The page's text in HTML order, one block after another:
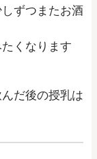
ずつまたお酒
くなります
だ後の授乳は